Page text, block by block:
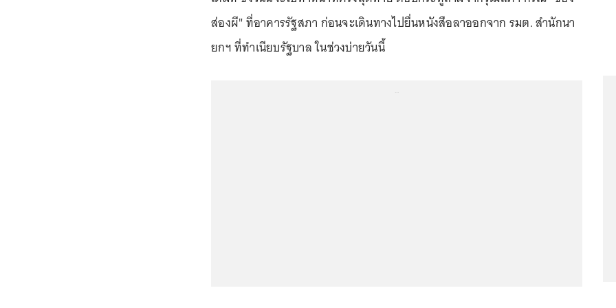
ส่องผี" ที่อาคารรัฐสภา ก่อนจะเดินทางไปยื่นหนังสือลาออกจาก รมต. สำนักนา
ยกฯ ที่ทำเนียบรัฐบาล ในช่วงบ่ายวันนี้